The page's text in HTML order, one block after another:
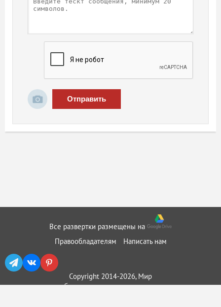
Отправить
Все развертки размещены на
Правообладателям
Написать нам
Copyright 2014-2026, Мир
бумажного моделирования ::